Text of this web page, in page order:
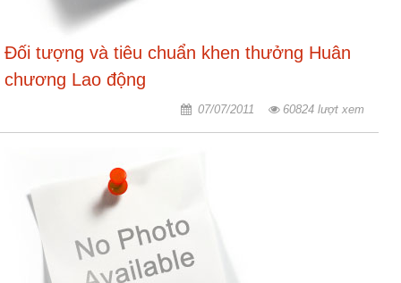
Đối tượng và tiêu chuẩn khen thưởng Huân
chương Lao động
07/07/2011 60824 lượt xem